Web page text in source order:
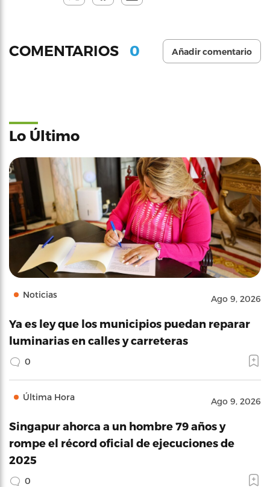
COMENTARIOS 0 Añadir comentario
Lo Último
Noticias Ago 9, 2026
Ya es ley que los municipios puedan reparar
luminarias en calles y carreteras
0
Última Hora Ago 9, 2026
Singapur ahorca a un hombre 79 años y
rompe el récord oficial de ejecuciones de
2025
0